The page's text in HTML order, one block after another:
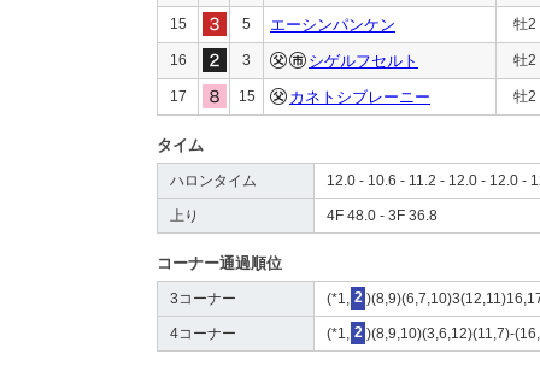
15 5 エーシンパンケン 牡2
16 3 シゲルフセルト 牡2
17 15 カネトシブレーニー 牡2
タイム
ハロンタイム 12.0 - 10.6 - 11.2 - 12.0 - 12.0 -
上り 4F 48.0 - 3F 36.8
コーナー通過順位
3コーナー (*1, 2
4コーナー (*1, 2 )(8,9,10)(3,6,12)(11,7)-